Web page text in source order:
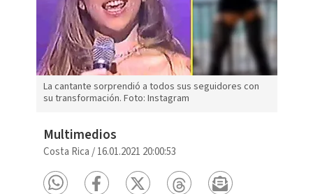
La cantante sorprendió a todos sus seguidores con
su transformación. Foto: Instagram
Multimedios
Costa Rica /16.01.2021 20:00:53